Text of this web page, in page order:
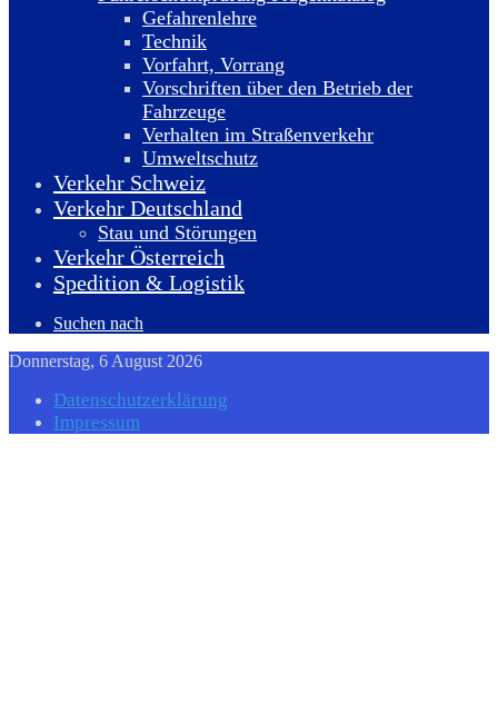
Gefahrenlehre
Technik
Vorfahrt, Vorrang
Vorschriften über den Betrieb der
Fahrzeuge
Verhalten im Straßenverkehr
Umweltschutz
Verkehr Schweiz
Verkehr Deutschland
Stau und Störungen
Verkehr Österreich
Spedition & Logistik
Suchen nach
Donnerstag, 6 August 2026
Datenschutzerklärung
Impressum